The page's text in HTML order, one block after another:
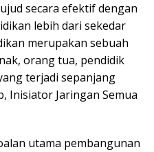
secara efektif dengan
lebih dari sekedar
merupakan sebuah
orang tua, pendidik
terjadi sepanjang
Inisiator Jaringan Semua
utama pembangunan